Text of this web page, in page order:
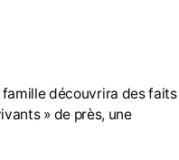
famille découvrira des faits
» de près, une